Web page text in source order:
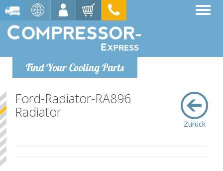
Find Your Cooling Parts
Zurück
Ford-Radiator-RA896
Radiator